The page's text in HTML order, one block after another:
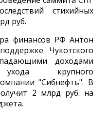
стихийных
руб.
финансов РФ Антон
Чукотского
доходами
крупного
"Сибнефть". В
2 млрд руб. на